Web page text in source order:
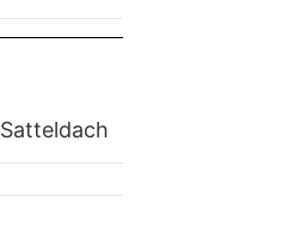
Satteldach